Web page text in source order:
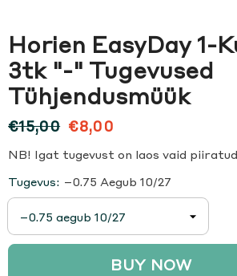
Horien EasyDay 1-
3tk "-" Tugevused
Tühjendusmüük
€15,00 €8,00
NB! Igat tugevust on laos vaid
Tugevus: –0.75 Aegub 10/27
BUY NOW